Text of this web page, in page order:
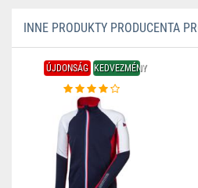
INNE PRODUKTY PRODUCENTA
ÚJDONSÁG KEDVEZMÉNY